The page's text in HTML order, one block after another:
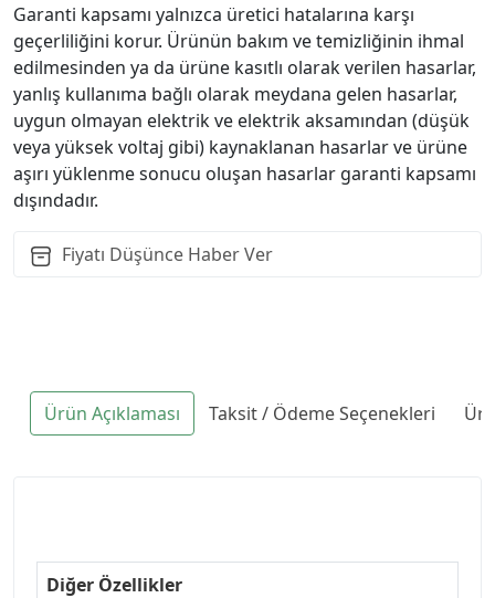
Garanti kapsamı yalnızca üretici hatalarına karşı
geçerliliğini korur. Ürünün bakım ve temizliğinin ihmal
edilmesinden ya da ürüne kasıtlı olarak verilen hasarlar,
yanlış kullanıma bağlı olarak meydana gelen hasarlar,
uygun olmayan elektrik ve elektrik aksamından (düşük
veya yüksek voltaj gibi) kaynaklanan hasarlar ve ürüne
aşırı yüklenme sonucu oluşan hasarlar garanti kapsamı
dışındadır.
Fiyatı Düşünce Haber Ver
Ürün Açıklaması Taksit / Ödeme Seçenekleri
Diğer Özellikler